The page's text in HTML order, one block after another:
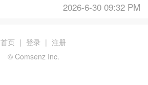
2026-6-30 09:32 PM
首页 | 登录 | 注册
© Comsenz Inc.